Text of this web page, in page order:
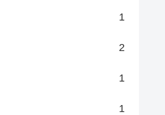
1
2
1
1